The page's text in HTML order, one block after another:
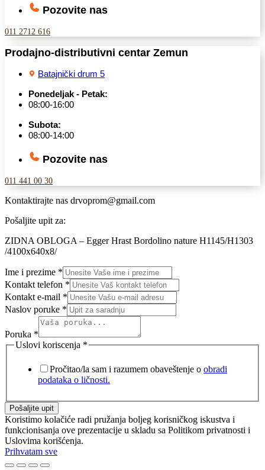
Pozovite nas
011 2712 616
Prodajno-distributivni centar Zemun
Batajnički drum 5
Ponedeljak - Petak:
08:00-16:00
Subota:
08:00-14:00
Pozovite nas
011 441 00 30
Kontaktirajte nas drvoprom@gmail.com
Pošaljite upit za:
ZIDNA OBLOGA – Egger Hrast Bordolino nature H1145/H1303
/4100x640x8/
Ime i prezime *
Kontakt telefon *
Kontakt e-mail *
Naslov poruke *
Poruka *
Uslovi koriscenja *
Pročitao/la sam i razumem obaveštenje o obradi
podataka o ličnosti.
Pošaljite upit
Koristimo kolačiće radi pružanja boljeg korisničkog iskustva i
funkcionisanja ove prezentacije u skladu sa Politikom privatnosti i
Uslovima korišćenja.
Prihvatam sve